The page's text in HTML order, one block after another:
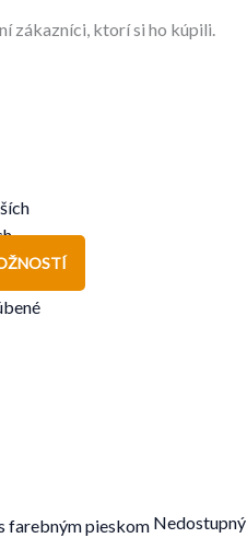
zákazníci, ktorí si ho kúpili.
Nedostupný